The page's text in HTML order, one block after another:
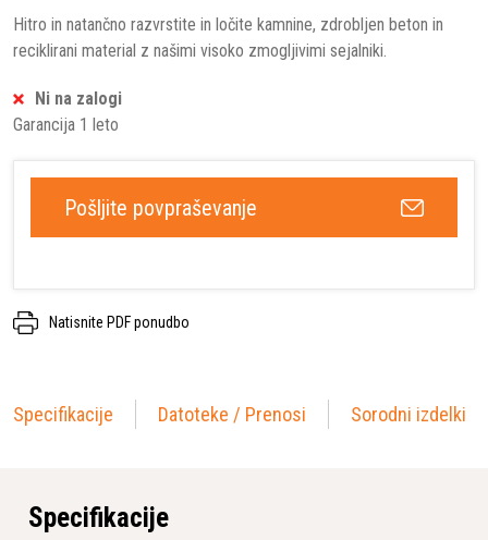
Hitro in natančno razvrstite in ločite kamnine, zdrobljen beton in
reciklirani material z našimi visoko zmogljivimi sejalniki.
Ni na zalogi
Garancija 1 leto
Pošljite povpraševanje
Natisnite PDF ponudbo
Specifikacije Datoteke / Prenosi Sorodni izdelki
Specifikacije